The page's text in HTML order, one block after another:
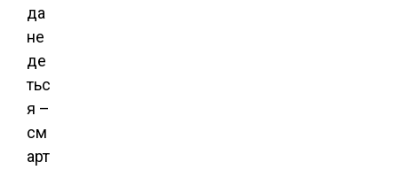
да
не
де
тьс
я –
см
арт